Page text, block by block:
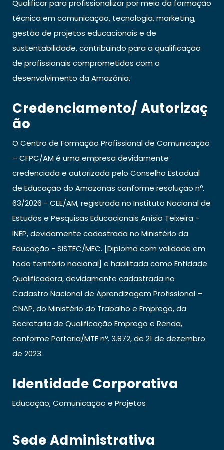
Qualificar para profissionalizar por meio da formação
técnica em comunicação, tecnologia, marketing,
gestão de projetos educacionais e de
sustentabilidade, contribuindo para a qualificação
de profissionais comprometidos com o
desenvolvimento da Amazônia.
Credenciamento/ Autorizaç
Ão
O Centro de Formação Profissional de Comunicação
– CFPC/AM é uma empresa devidamente
credenciada e autorizada pelo Conselho Estadual
de Educação do Amazonas conforme resolução nº.
63/2026 - CEE/AM, registrada no Instituto Nacional de
Estudos e Pesquisas Educacionais Anísio Teixeira -
INEP, devidamente cadastrada no Ministério da
Educação - SISTEC/MEC. [Diploma com validade em
todo território nacional] e habilitada como Entidade
Qualificadora, devidamente cadastrada no
Cadastro Nacional de Aprendizagem Profissional –
CNAP, do Ministério do Trabalho e Emprego, da
Secretaria de Qualificação Emprego e Renda,
conforme Portaria/MTE nº. 3.872, de 21 de dezembro
de 2023.
Identidade Corporativa
Educação, Comunicação e Projetos
Sede Administrativa